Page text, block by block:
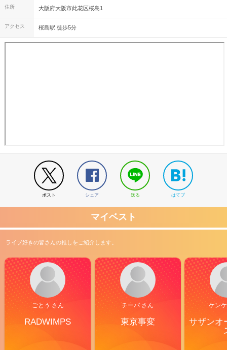
住所 大阪府大阪市此花区桜島1
アクセス 桜島駅 徒歩5分
ポスト シェア 送る はてブ
マイベスト
ライブ好きの皆さんの推しをご紹介します。
ごとう さん
RADWIMPS
チーバ さん
東京事変
ケン
サザンオ